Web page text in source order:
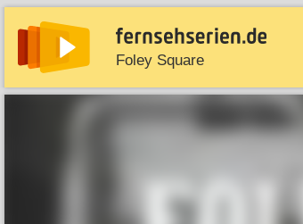
Foley Square
News Entdecken Streaming